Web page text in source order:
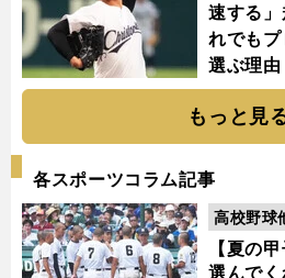
速する
れでも
選ぶ理由
もっと見
各スポーツコラム記事
【夏の
選んでく
高校野球